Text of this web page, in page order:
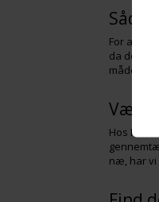
For at få
da dette
måden,
Vælg
Hos Kai
næ, har vi